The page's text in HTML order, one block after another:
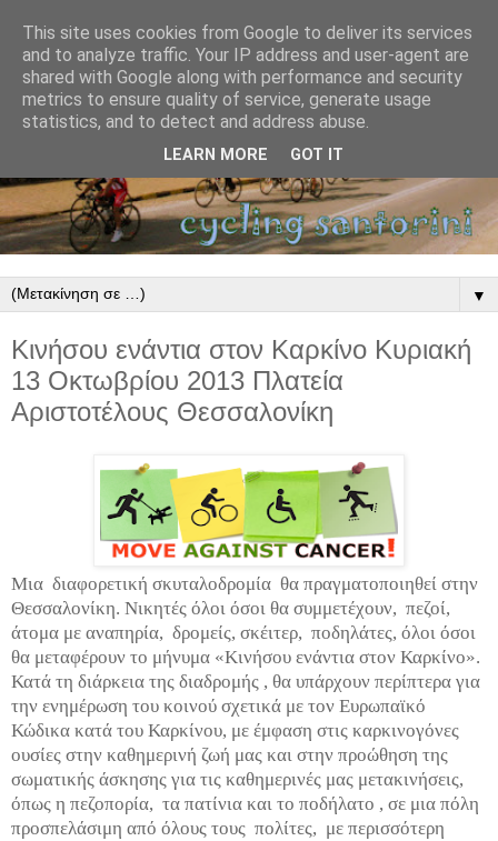
▼
Κινήσου ενάντια στον Καρκίνο Κυριακή
13 Οκτωβρίου 2013 Πλατεία
Αριστοτέλους Θεσσαλονίκη
Μια διαφορετική σκυταλοδρομία θα πραγματοποιηθεί στην
Θεσσαλονίκη. Νικητές όλοι όσοι θα συμμετέχουν, πεζοί,
άτομα με αναπηρία, δρομείς, σκέιτερ, ποδηλάτες, όλοι όσοι
θα μεταφέρουν το μήνυμα «Κινήσου ενάντια στον Καρκίνο».
Κατά τη διάρκεια της διαδρομής , θα υπάρχουν περίπτερα για
την ενημέρωση του κοινού σχετικά με τον Ευρωπαϊκό
Κώδικα κατά του Καρκίνου, με έμφαση στις καρκινογόνες
ουσίες στην καθημερινή ζωή μας και στην προώθηση της
σωματικής άσκησης για τις καθημερινές μας μετακινήσεις,
όπως η πεζοπορία, τα πατίνια και το ποδήλατο , σε μια πόλη
προσπελάσιμη από όλους τους πολίτες, με περισσότερη
This site uses cookies from Google to deliver its services
and to analyze traffic. Your IP address and user-agent are
shared with Google along with performance and security
metrics to ensure quality of service, generate usage
statistics, and to detect and address abuse.
LEARN MORE GOT IT